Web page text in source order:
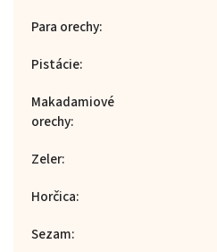
Para orechy:
Pistácie:
Makadamiové
orechy:
Zeler:
Horčica:
Sezam: